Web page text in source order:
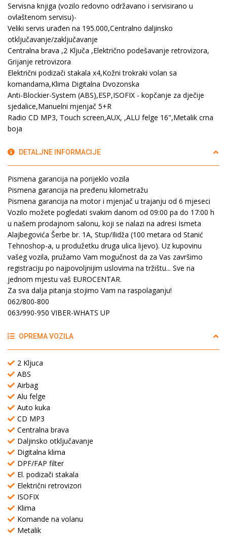
Servisna knjiga (vozilo redovno održavano i servisirano u
ovlaštenom servisu)-
Veliki servis urađen na 195.000,Centralno daljinsko
otključavanje/zaključavanje
Centralna brava ,2 Ključa ,Električno podešavanje retrovizora,
Grijanje retrovizora
Električni podizači stakala x4,Kožni trokraki volan sa
komandama,Klima Digitalna Dvozonska
Anti-Blockier-System (ABS),ESP,ISOFIX - kopčanje za dječije
sjedalice,Manuelni mjenjač 5+R
Radio CD MP3, Touch screen,AUX, ,ALU felge 16",Metalik crna
boja
DETALJNE INFORMACIJE
Pismena garancija na porijeklo vozila
Pismena garancija na pređenu kilometražu
Pismena garancija na motor i mjenjač u trajanju od 6 mjeseci
Vozilo možete pogledati svakim danom od 09:00 pa do 17:00 h
u našem prodajnom salonu, koji se nalazi na adresi Ismeta
Alajbegovića Šerbe br. 1A, Stup/Ilidža (100 metara od Stanić
Tehnoshop-a, u produžetku druga ulica lijevo). Uz kupovinu
vašeg vozila, pružamo Vam mogučnost da za Vas završimo
registraciju po najpovoljnijim uslovima na tržištu... Sve na
jednom mjestu vaš EUROCENTAR.
Za sva dalja pitanja stojimo Vam na raspolaganju!
062/800-800
063/990-950 VIBER-WHATS UP
OPREMA VOZILA
2 Kljuca
ABS
Airbag
Alu felge
Auto kuka
CD MP3
Centralna brava
Daljinsko otključavanje
Digitalna klima
DPF/FAP filter
El. podizači stakala
Električni retrovizori
ISOFIX
Klima
Komande na volanu
Metalik